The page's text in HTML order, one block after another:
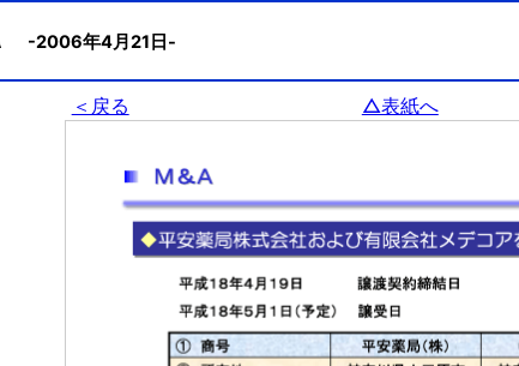
-2006年4月21日-
＜戻る △表紙へ